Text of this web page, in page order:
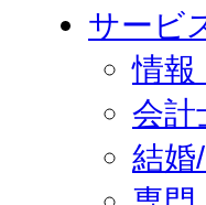
サービ
情報
会計
結婚